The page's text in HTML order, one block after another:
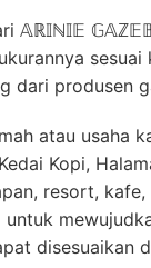
𝔸ℝ𝕀ℕ𝕀𝔼
dari produsen
atau usaha
Kopi,
resort,
untuk
disesuaikan